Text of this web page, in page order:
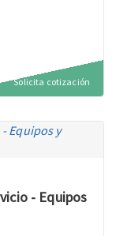
Solicita cotización
- Equipos